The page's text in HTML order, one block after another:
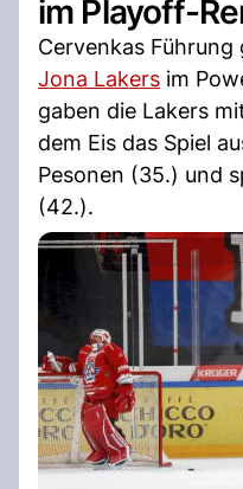
im Playoff-
Cervenkas Führung
Jona Lakers im
gaben die Lakers
dem Eis das Spiel
Pesonen (35.) und
(42.).